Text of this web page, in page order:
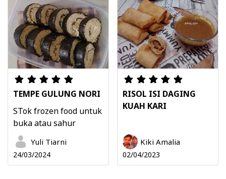
TEMPE GULUNG NORI
STok frozen food untuk
buka atau sahur
Yuli Tiarni
24/03/2024
RISOL ISI DAGING
KUAH KARI
Kiki Amalia
02/04/2023